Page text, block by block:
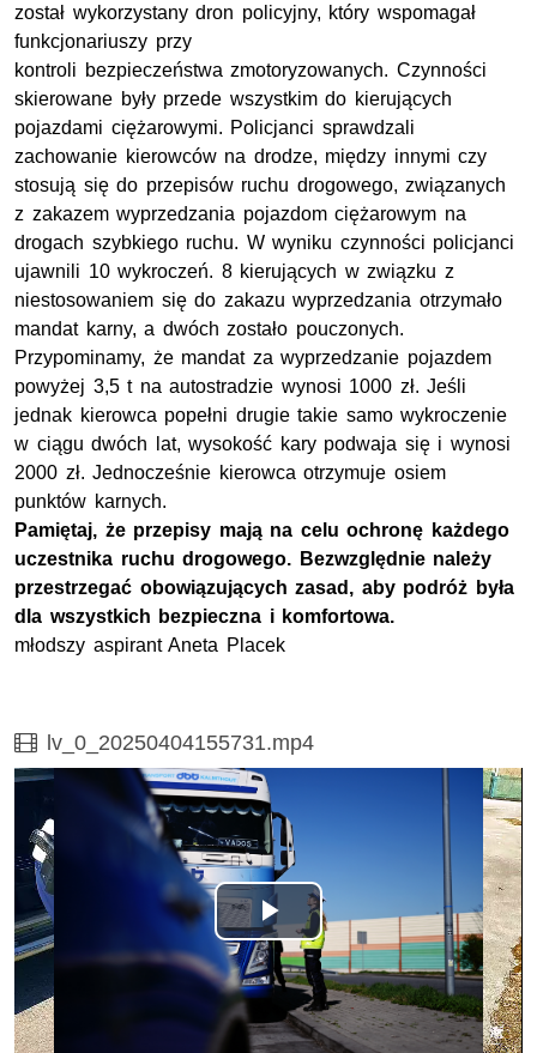
został wykorzystany dron policyjny, który wspomagał
funkcjonariuszy przy
kontroli bezpieczeństwa zmotoryzowanych. Czynności
skierowane były przede wszystkim do kierujących
pojazdami ciężarowymi. Policjanci sprawdzali
zachowanie kierowców na drodze, między innymi czy
stosują się do przepisów ruchu drogowego, związanych
z zakazem wyprzedzania pojazdom ciężarowym na
drogach szybkiego ruchu. W wyniku czynności policjanci
ujawnili 10 wykroczeń. 8 kierujących w związku z
niestosowaniem się do zakazu wyprzedzania otrzymało
mandat karny, a dwóch zostało pouczonych.
Przypominamy, że mandat za wyprzedzanie pojazdem
powyżej 3,5 t na autostradzie wynosi 1000 zł. Jeśli
jednak kierowca popełni drugie takie samo wykroczenie
w ciągu dwóch lat, wysokość kary podwaja się i wynosi
2000 zł. Jednocześnie kierowca otrzymuje osiem
punktów karnych.
Pamiętaj, że przepisy mają na celu ochronę każdego
uczestnika ruchu drogowego. Bezwzględnie należy
przestrzegać obowiązujących zasad, aby podróż była
dla wszystkich bezpieczna i komfortowa.
młodszy aspirant Aneta Placek
Film
lv_0_20250404155731.mp4
Odtwórz
wideo